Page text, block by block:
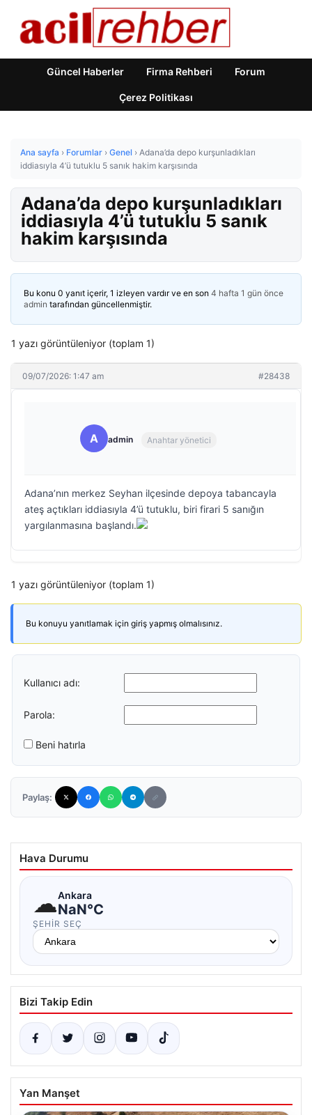
Güncel Haberler Firma Rehberi Forum
Çerez Politikası
Ana sayfa › Forumlar › Genel › Adana’da depo kurşunladıkları
iddiasıyla 4’ü tutuklu 5 sanık hakim karşısında
Adana’da depo kurşunladıkları
iddiasıyla 4’ü tutuklu 5 sanık
hakim karşısında
Bu konu 0 yanıt içerir, 1 izleyen vardır ve en son 4 hafta 1 gün önce
admin tarafından güncellenmiştir.
1 yazı görüntüleniyor (toplam 1)
09/07/2026: 1:47 am #28438
A admin Anahtar yönetici
Adana’nın merkez Seyhan ilçesinde depoya tabancayla
ateş açtıkları iddiasıyla 4’ü tutuklu, biri firari 5 sanığın
yargılanmasına başlandı.
1 yazı görüntüleniyor (toplam 1)
Bu konuyu yanıtlamak için giriş yapmış olmalısınız.
Kullanıcı adı:
Parola:
Beni hatırla
Paylaş:
Hava Durumu
☁Ankara
NaN°C
ŞEHIR SEÇ
Bizi Takip Edin
Yan Manşet